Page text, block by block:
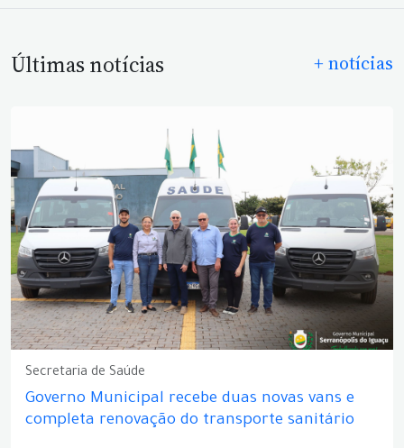
Últimas notícias + notícias
Secretaria de Saúde
Governo Municipal recebe duas novas vans e
completa renovação do transporte sanitário